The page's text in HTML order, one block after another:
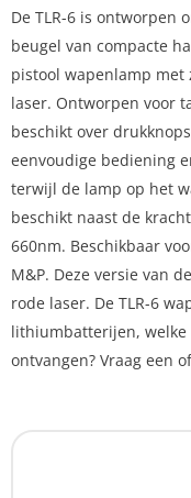
De TLR-6 is ontworpen
beugel van compacte
pistool wapenlamp met
laser. Ontworpen voor
beschikt over
eenvoudige bediening
terwijl de lamp op het
beschikt naast de
660nm. Beschikbaar
M&P. Deze versie van
rode laser. De TLR-6
lithiumbatterijen,
ontvangen? Vraag een